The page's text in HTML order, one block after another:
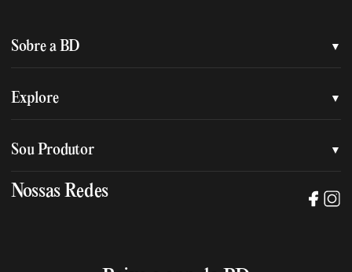
Sobre a BD
Quem somos
Política de privacidade
Explore
Assessoria de imprensa
Trabalhe na BD
Sou Produtor
Manual de mídia e da marca BD
Nossas Redes